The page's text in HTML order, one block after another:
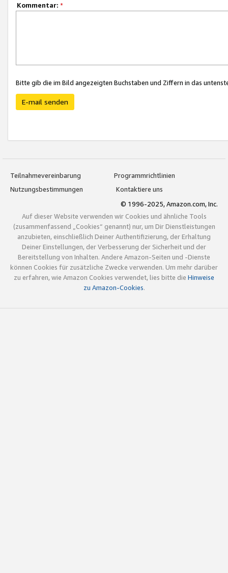
Kommentar: *
Bitte gib die im Bild angezeigten Buchstaben und Ziffern in das
E-mail senden
Teilnahmevereinbarung
Programmrichtlinien
Nutzungsbestimmungen
Kontaktiere uns
© 1996-2025, Amazon.com, Inc.
Auf dieser Website verwenden wir Cookies und ähnliche Tools
(zusammenfassend „Cookies“ genannt) nur, um Dir Dienstleistungen
anzubieten, einschließlich Deiner Authentifizierung, der Erhaltung
Deiner Einstellungen, der Verbesserung der Sicherheit und der
Bereitstellung von Inhalten. Andere Amazon-Seiten und -Dienste
können Cookies für zusätzliche Zwecke verwenden. Um mehr darüber
zu erfahren, wie Amazon Cookies verwendet, lies bitte die Hinweise
zu Amazon-Cookies.